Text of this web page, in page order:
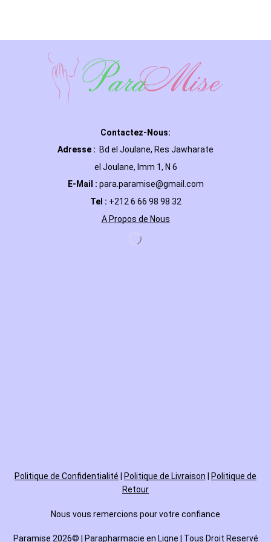
Contactez-Nous:
Adresse : Bd el Joulane, Res Jawharate
el Joulane, Imm 1, N 6
E-Mail : para.paramise@gmail.com
Tel : +212 6 66 98 98 32
A Propos de Nous
Politique de Confidentialité Politique de Livraison
Politique de
Retour
Nous vous remercions pour votre confiance
Paramise 2026© | Parapharmacie en Ligne | Tous Droit Reservé